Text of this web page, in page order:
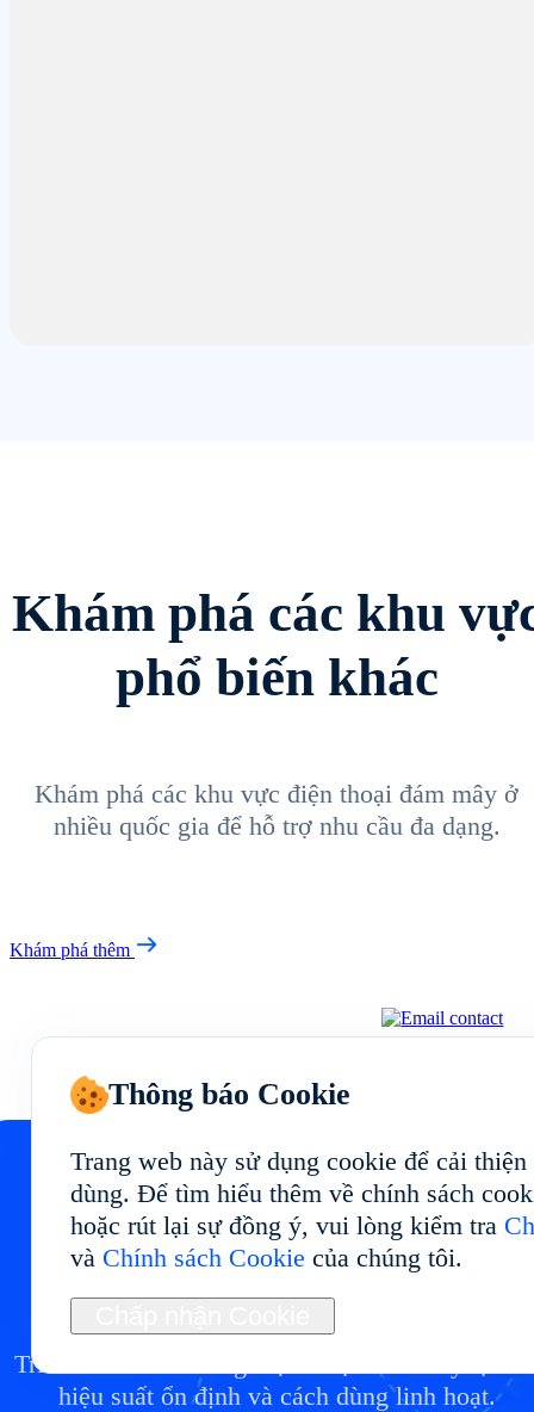
Khám phá các khu
phổ biến khác
Khám phá các khu vực điện thoại đám mây ở
nhiều quốc gia để hỗ trợ nhu cầu đa dạng.
Khám phá thêm
Bắt đầu điện thoại đám
mây của bạn tại
Triển khai môi trường điện thoại đám mây tại
hiệu suất ổn định và cách dùng linh hoạt.
Thông báo Cookie
Trang web này sử dụng cookie để cải
dùng. Để tìm hiểu thêm về chính sách
hoặc rút lại sự đồng ý, vui lòng kiểm tra
và Chính sách Cookie của chúng tôi.